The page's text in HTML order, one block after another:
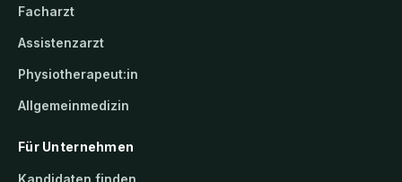
Facharzt
Assistenzarzt
Physiotherapeut:in
Allgemeinmedizin
Für Unternehmen
Kandidaten finden